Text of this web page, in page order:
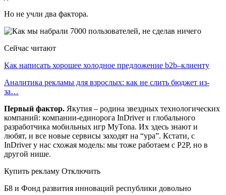
Но не учли два фактора.
Сейчас читают
Как написать хорошее холодное предложение b2b–клиенту
Аналитика рекламы для взрослых: как не слить бюджет из-
за…
Первый фактор. Якутия – родина звездных технологических
компаний: компании-единорога InDriver и глобального
разработчика мобильных игр MyTona. Их здесь знают и
любят, и все новые сервисы заходят на “ура”. Кстати, с
InDriver у нас схожая модель: мы тоже работаем с P2P, но в
другой нише.
Купить рекламу Отключить
Б8 и Фонд развития инноваций республики довольно